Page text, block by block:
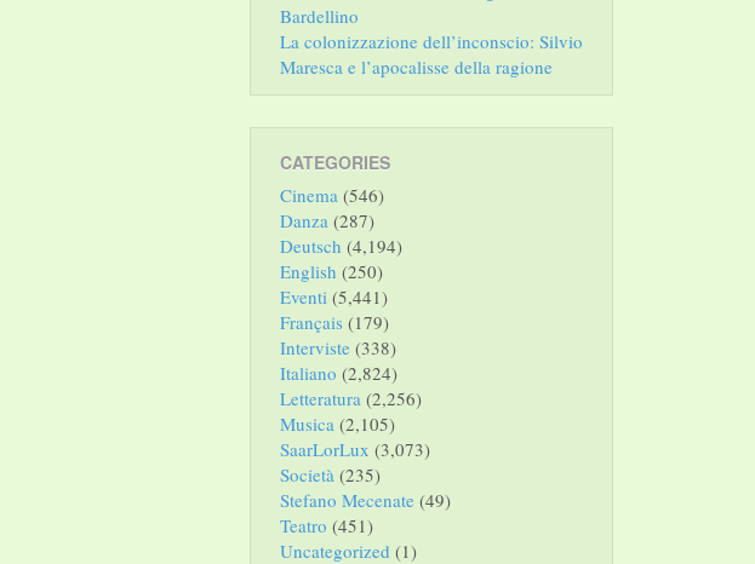
Bardellino
La colonizzazione dell’inconscio: Silvio
Maresca e l’apocalisse della ragione
CATEGORIES
Cinema (546)
Danza (287)
Deutsch (4,194)
English (250)
Eventi (5,441)
Français (179)
Interviste (338)
Italiano (2,824)
Letteratura (2,256)
Musica (2,105)
SaarLorLux (3,073)
Società (235)
Stefano Mecenate (49)
Teatro (451)
Uncategorized (1)